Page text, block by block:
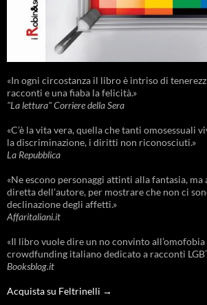
«In ogni circostanza il libro è intriso di
racconti e una fiaba la felicità.»
"La lettura" Corriere della Sera
«C’è la vita vera, quella che tanti omosessuali
la discriminazione, i diritti non riconosciuti.»
La Repubblica
«Ne escono personaggi attinti alla fantasia, ma
diretta dell’autore, per mostrare che non ci
declinazione degli affetti.»
Affaritaliani.it
«Il libro vuole dire un no convinto
crowdfunding italiano dedicato a racconti
Booksblog.it
Acquista su Feltrinelli →